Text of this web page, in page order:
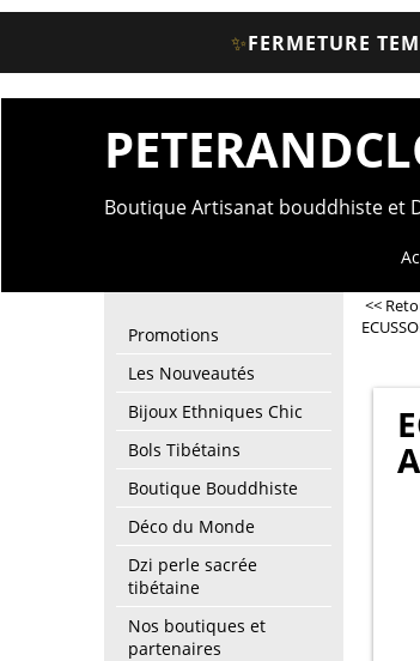
✨FERMETURE
Boutique Artisanat bouddhiste et
Promotions
Les Nouveautés
Bijoux Ethniques Chic
Bols Tibétains
Boutique Bouddhiste
Déco du Monde
Dzi perle sacrée
tibétaine
Nos boutiques et
partenaires
<<